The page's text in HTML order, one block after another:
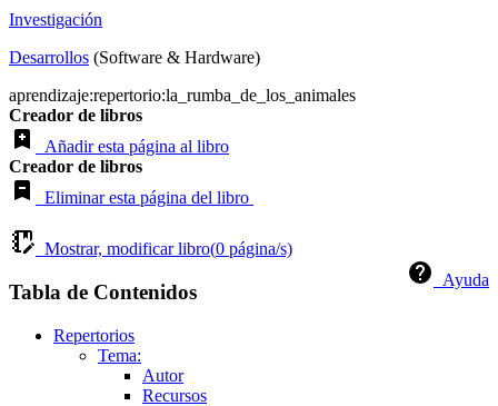
Investigación
Desarrollos (Software & Hardware)
aprendizaje:repertorio:la_rumba_de_los_animales
Creador de libros
Añadir esta página al libro
Creador de libros
Eliminar esta página del libro
Mostrar, modificar libro(0 página/s)
Ayuda
Tabla de Contenidos
Repertorios
Tema:
Autor
Recursos